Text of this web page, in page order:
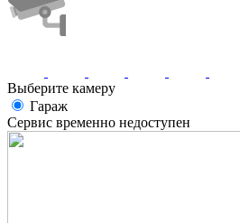
Выберите камеру
Гараж
Сервис временно недоступен